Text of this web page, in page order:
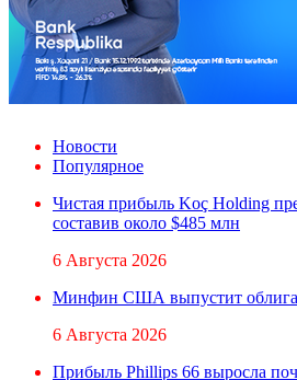
Новости
Популярное
Чистая прибыль Koç Holding
составив около $485 млн
6 Августа 2026
Минфин США выпустит
6 Августа 2026
Прибыль Phillips 66 выросла